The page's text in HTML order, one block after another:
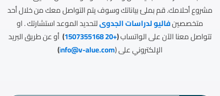
مشروع أحلامك. قم بملئ بياناتك وسوف يتم التواصل معك من خلال أحد
متخصصينفاليو لدراسات الجدوىلتحديد الموعد استشارتك . او
تتواصل معنا الآن على الواتساب(
+20 1507355168
) أو عن طريق البريد
الإلكتروني على (
info@v-alue.com
)